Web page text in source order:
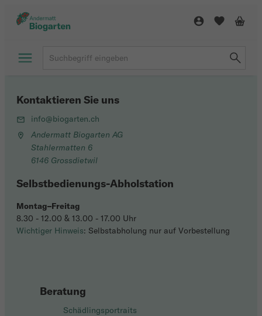
Beratung
Schädlingsportraits
Kontaktieren Sie uns
info@biogarten.ch
Andermatt Biogarten AG
Stahlermatten 6
6146 Grossdietwil
Selbstbedienungs-Abholstation
Montag–Freitag
8.30 - 12.00 & 13.00 - 17.00 Uhr
Wichtiger Hinweis: Selbstabholung nur auf Vorbestellung